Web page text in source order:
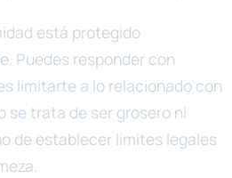
está protegido
Puedes responder con
limitarte a lo relacionado con
se trata de ser grosero ni
de establecer límites legales